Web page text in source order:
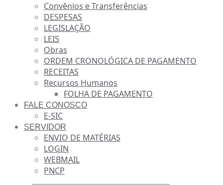
Convênios e Transferências
DESPESAS
LEGISLAÇÃO
LEIS
Obras
ORDEM CRONOLÓGICA DE PAGAMENTO
RECEITAS
Recursos Humanos
FOLHA DE PAGAMENTO
FALE CONOSCO
E-SIC
SERVIDOR
ENVIO DE MATÉRIAS
LOGIN
WEBMAIL
PNCP